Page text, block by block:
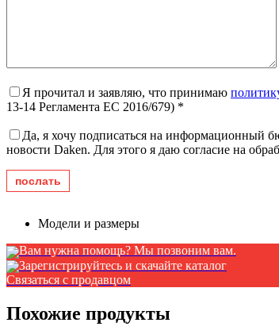
Я прочитал и заявляю, что принимаю
13-14 Регламента ЕС 2016/679) *
Да, я хочу подписаться на информационный
новости Daken. Для этого я даю согласие на
Модели и размеры
Вам нужна помощь? Мы позвоним вам.
Зарегистрируйтесь и скачайте каталог
Связаться с продавцом
Похожие продукты